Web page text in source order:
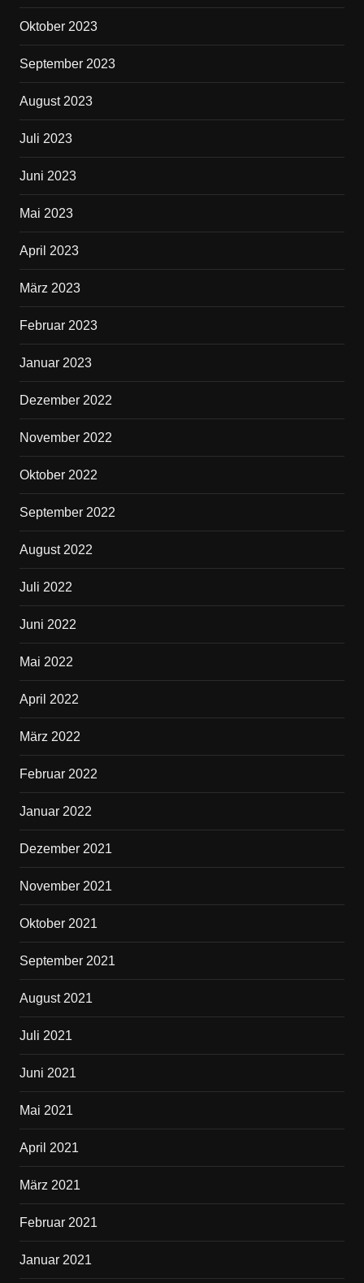
Oktober 2023
September 2023
August 2023
Juli 2023
Juni 2023
Mai 2023
April 2023
März 2023
Februar 2023
Januar 2023
Dezember 2022
November 2022
Oktober 2022
September 2022
August 2022
Juli 2022
Juni 2022
Mai 2022
April 2022
März 2022
Februar 2022
Januar 2022
Dezember 2021
November 2021
Oktober 2021
September 2021
August 2021
Juli 2021
Juni 2021
Mai 2021
April 2021
März 2021
Februar 2021
Januar 2021